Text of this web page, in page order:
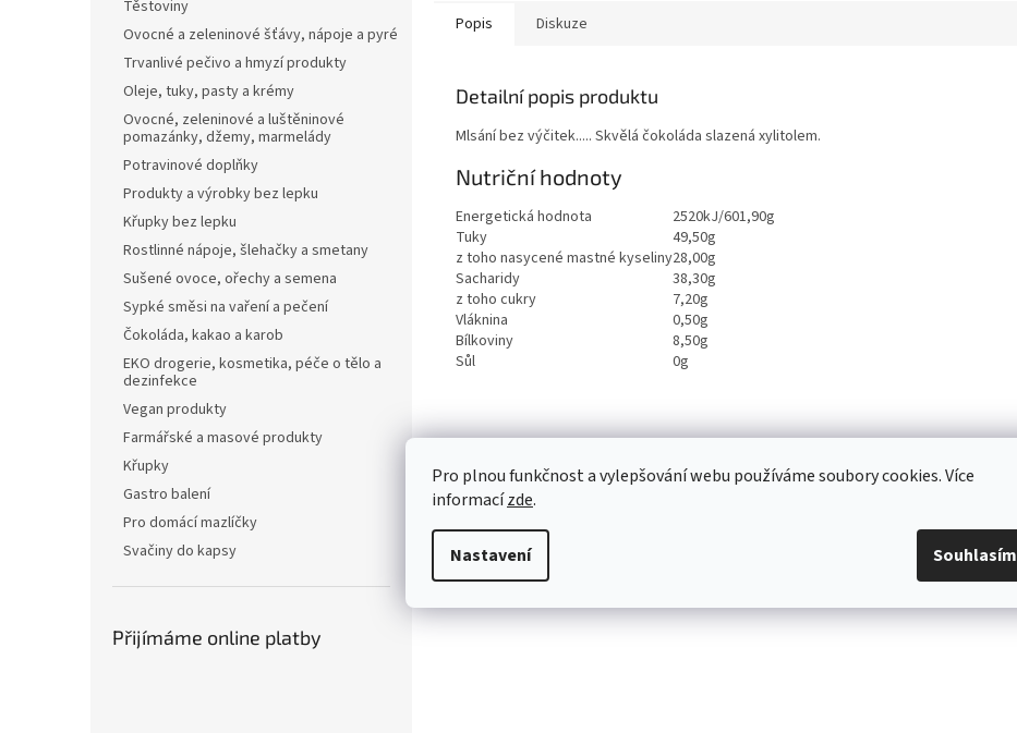
Pro plnou funkčnost a vylepšování webu používáme soubory cookies. Více
informacízde.
Nastavení Souhlasím
Těstoviny
Ovocné a zeleninové šťávy, nápoje a pyré
Trvanlivé pečivo a hmyzí produkty
Oleje, tuky, pasty a krémy
Ovocné, zeleninové a luštěninové
pomazánky, džemy, marmelády
Potravinové doplňky
Produkty a výrobky bez lepku
Křupky bez lepku
Rostlinné nápoje, šlehačky a smetany
Sušené ovoce, ořechy a semena
Sypké směsi na vaření a pečení
Čokoláda, kakao a karob
EKO drogerie, kosmetika, péče o tělo a
dezinfekce
Vegan produkty
Farmářské a masové produkty
Křupky
Gastro balení
Pro domácí mazlíčky
Svačiny do kapsy
Přijímáme online platby
Popis Diskuze
Detailní popis produktu
Mlsání bez výčitek..... Skvělá čokoláda slazená xylitolem.
Nutriční hodnoty
Energetická hodnota
2520kJ/601,90g
Tuky
49,50g
z toho nasycené mastné kyseliny28,00g
Sacharidy
38,30g
z toho cukry
7,20g
Vláknina
0,50g
Bílkoviny
8,50g
Sůl
0g